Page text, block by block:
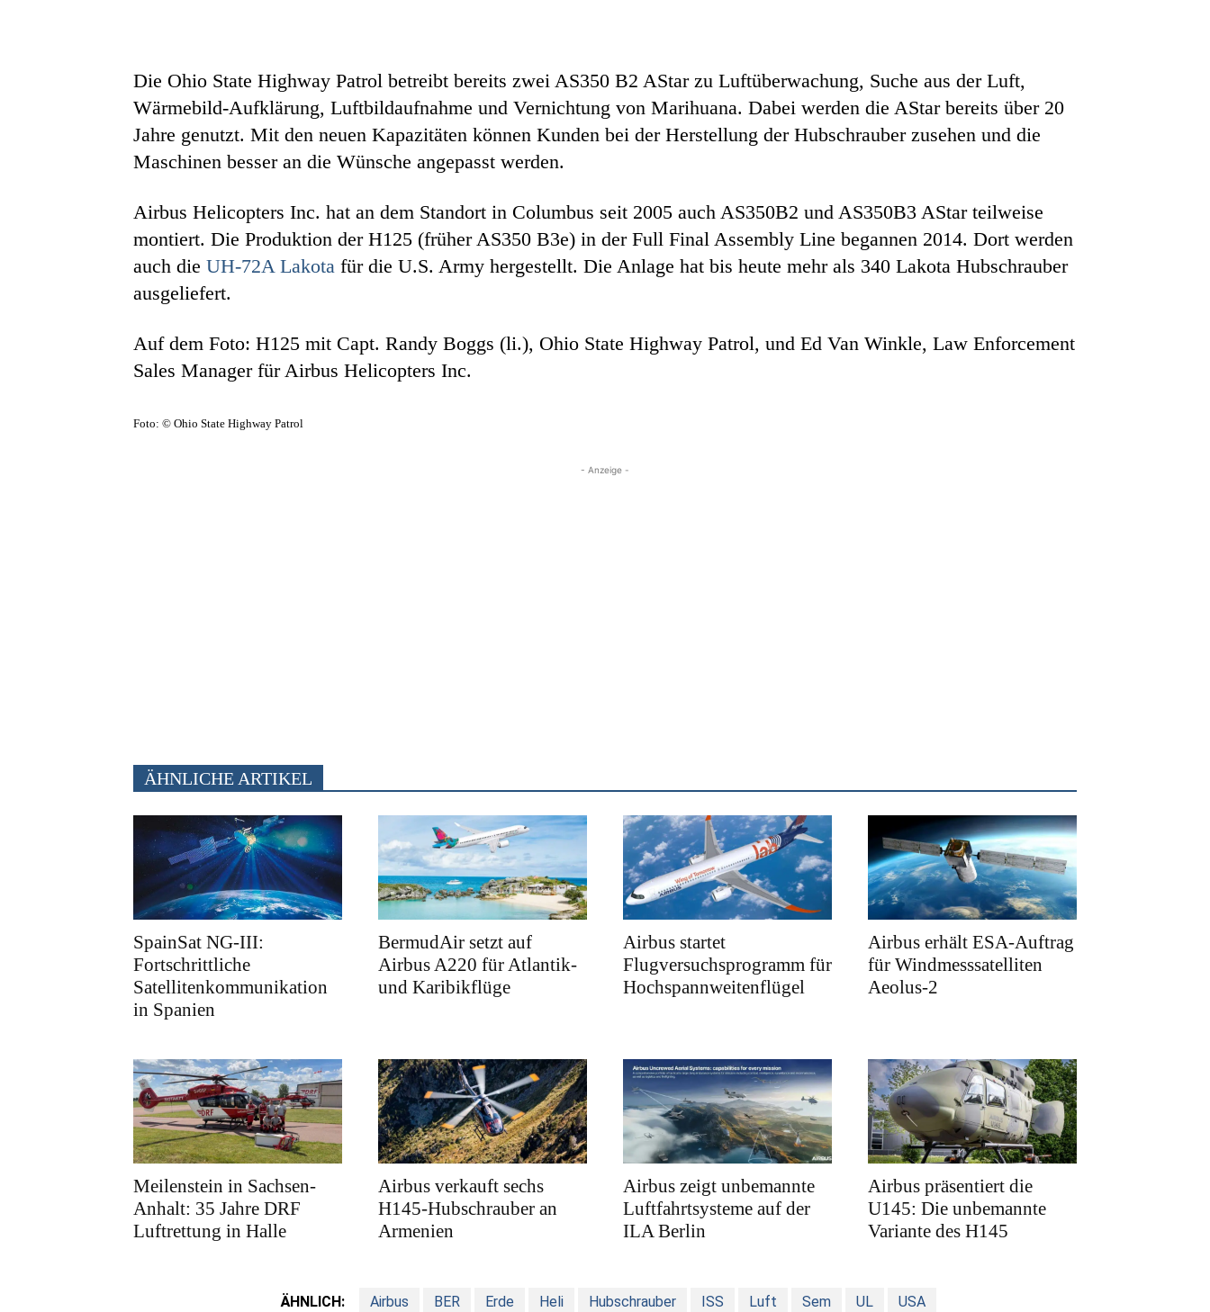
Die Ohio State Highway Patrol betreibt bereits zwei AS350 B2 AStar zu Luftüberwachung, Suche aus der Luft,
Wärmebild-Aufklärung, Luftbildaufnahme und Vernichtung von Marihuana. Dabei werden die AStar bereits über 20
Jahre genutzt. Mit den neuen Kapazitäten können Kunden bei der Herstellung der Hubschrauber zusehen und die
Maschinen besser an die Wünsche angepasst werden.
Airbus Helicopters Inc. hat an dem Standort in Columbus seit 2005 auch AS350B2 und AS350B3 AStar teilweise
montiert. Die Produktion der H125 (früher AS350 B3e) in der Full Final Assembly Line begannen 2014. Dort werden
auch die UH-72A Lakota für die U.S. Army hergestellt. Die Anlage hat bis heute mehr als 340 Lakota Hubschrauber
ausgeliefert.
Auf dem Foto: H125 mit Capt. Randy Boggs (li.), Ohio State Highway Patrol, und Ed Van Winkle, Law Enforcement
Sales Manager für Airbus Helicopters Inc.
Foto: © Ohio State Highway Patrol
- Anzeige -
ÄHNLICHE ARTIKEL
SpainSat NG-III:
Fortschrittliche
Satellitenkommunikation
in Spanien
BermudAir setzt auf
Airbus A220 für Atlantik-
und Karibikflüge
Airbus startet
Flugversuchsprogramm für
Hochspannweitenflügel
Airbus erhält ESA-Auftrag
für Windmesssatelliten
Aeolus-2
Meilenstein in Sachsen-
Anhalt: 35 Jahre DRF
Luftrettung in Halle
Airbus verkauft sechs
H145-Hubschrauber an
Armenien
Airbus zeigt unbemannte
Luftfahrtsysteme auf der
ILA Berlin
Airbus präsentiert die
U145: Die unbemannte
Variante des H145
ÄHNLICH: Airbus BER Erde Heli Hubschrauber ISS Luft Sem UL USA